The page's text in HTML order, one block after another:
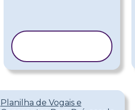
Planilha de Vogais e